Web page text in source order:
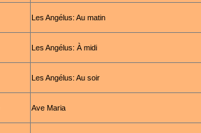
Les Angélus: Au matin
Les Angélus: À midi
Les Angélus: Au soir
Ave Maria